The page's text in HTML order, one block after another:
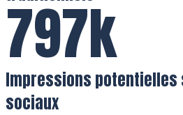
797k
Impressions potentielles
sociaux